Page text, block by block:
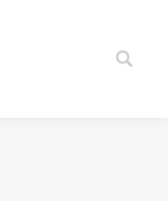
Search: